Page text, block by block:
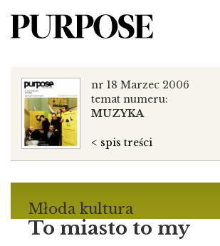
Młoda kultura
To miasto to my
nr 18 Marzec 2006
temat numeru:
MUZYKA
< spis treści